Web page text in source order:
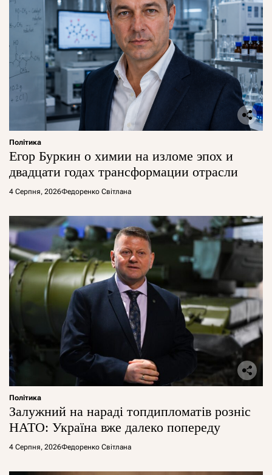
Політика
Егор Буркин о химии на изломе эпох и
двадцати годах трансформации отрасли
4 Серпня, 2026Федоренко Світлана
Політика
Залужний на нараді топдипломатів розніс
НАТО: Україна вже далеко попереду
4 Серпня, 2026Федоренко Світлана